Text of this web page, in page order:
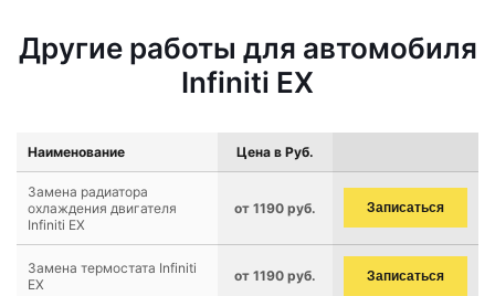
Другие работы для автомобиля
Infiniti EX
Наименование Цена в Руб.
Замена радиатора
охлаждения двигателя
Infiniti EX
от 1190 руб. Записаться
Замена термостата Infiniti
EX
от 1190 руб. Записаться